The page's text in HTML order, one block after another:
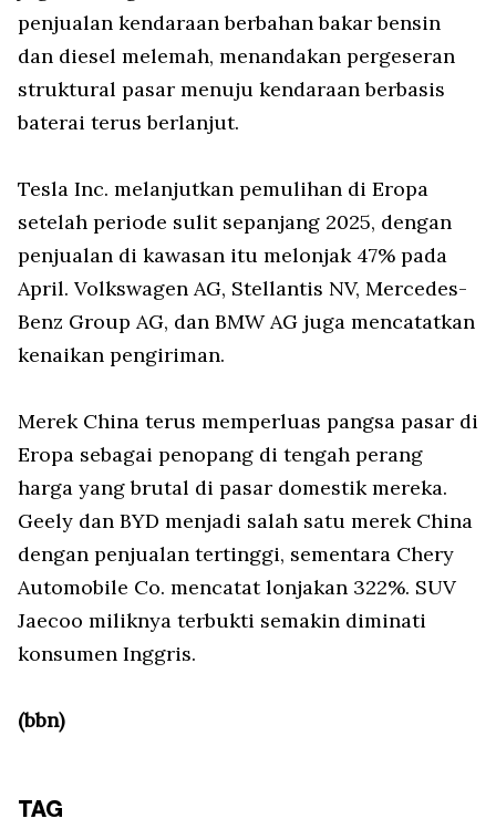
penjualan kendaraan berbahan bakar bensin
dan diesel melemah, menandakan pergeseran
struktural pasar menuju kendaraan berbasis
baterai terus berlanjut.
Tesla Inc. melanjutkan pemulihan di Eropa
setelah periode sulit sepanjang 2025, dengan
penjualan di kawasan itu melonjak 47% pada
April. Volkswagen AG, Stellantis NV, Mercedes-
Benz Group AG, dan BMW AG juga mencatatkan
kenaikan pengiriman.
Merek China terus memperluas pangsa pasar di
Eropa sebagai penopang di tengah perang
harga yang brutal di pasar domestik mereka.
Geely dan BYD menjadi salah satu merek China
dengan penjualan tertinggi, sementara Chery
Automobile Co. mencatat lonjakan 322%. SUV
Jaecoo miliknya terbukti semakin diminati
konsumen Inggris.
(bbn)
TAG